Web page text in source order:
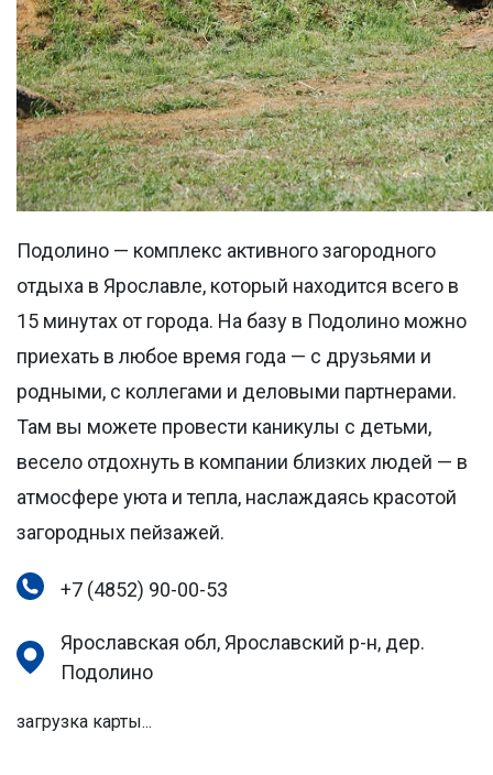
Подолино — комплекс активного загородного
отдыха в Ярославле, который находится всего в
15 минутах от города. На базу в Подолино можно
приехать в любое время года — с друзьями и
родными, с коллегами и деловыми партнерами.
Там вы можете провести каникулы с детьми,
весело отдохнуть в компании близких людей — в
атмосфере уюта и тепла, наслаждаясь красотой
загородных пейзажей.
+7 (4852) 90-00-53
Ярославская обл, Ярославский р-н, дер.
Подолино
загрузка карты...